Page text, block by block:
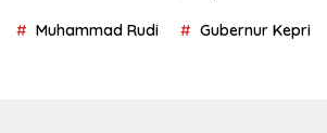
Muhammad Rudi Gubernur Kepri